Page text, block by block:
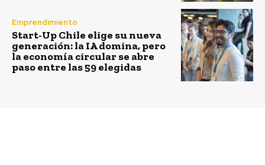
Emprendimiento
Start-Up Chile elige su nueva
generación: la IA domina, pero
la economía circular se abre
paso entre las 59 elegidas